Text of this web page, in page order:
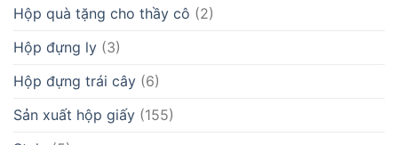
Hộp quà tặng cho thầy cô (2)
Hộp đựng ly (3)
Hộp đựng trái cây (6)
Sản xuất hộp giấy (155)